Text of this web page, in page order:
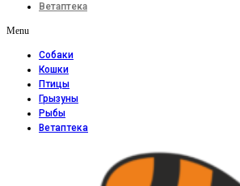
Ветаптека
Menu
Собаки
Кошки
Птицы
Грызуны
Рыбы
Ветаптека